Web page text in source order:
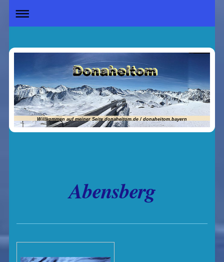
Willkommen auf meiner Seite donaheitom.de / donaheitom.bayern
Abensberg